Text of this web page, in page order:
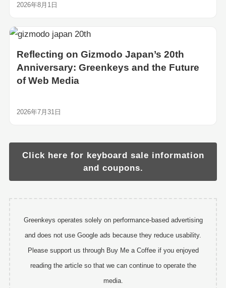
2026年8月1日
Reflecting on Gizmodo Japan’s 20th
Anniversary: Greenkeys and the Future
of Web Media
2026年7月31日
Click here for keyboard sale information
and coupons.
Greenkeys operates solely on performance-based advertising
and does not use Google ads because they reduce usability.
Please support us through Buy Me a Coffee if you enjoyed
reading the article so that we can continue to operate the
media.